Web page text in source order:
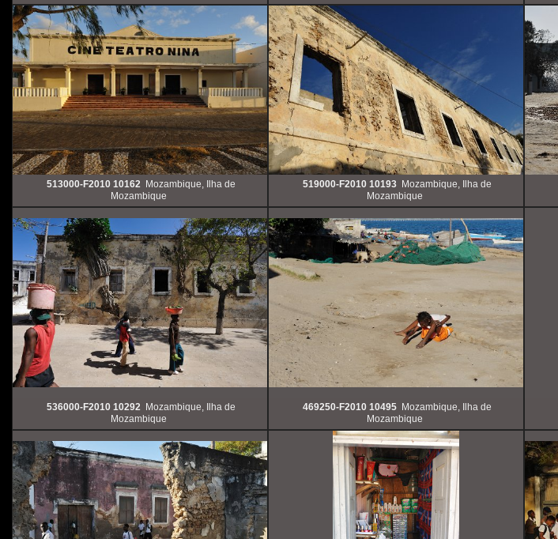
513000-F2010 10162 Mozambique, Ilha de
Mozambique
519000-F2010 10193 Mozambique, Ilha de
Mozambique
536000-F2010 10292 Mozambique, Ilha de
Mozambique
469250-F2010 10495 Mozambique, Ilha de
Mozambique